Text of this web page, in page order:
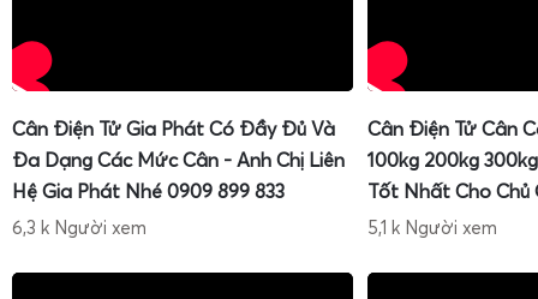
Cân Điện Tử Gia Phát Có Đầy Đủ Và
Đa Dạng Các Mức Cân - Anh Chị Liên
Hệ Gia Phát Nhé 0909 899 833
6,3 k Người xem
Cân Điện Tử Cân
100kg 200kg
Tốt Nhất Cho Chủ
5,1 k Người xem